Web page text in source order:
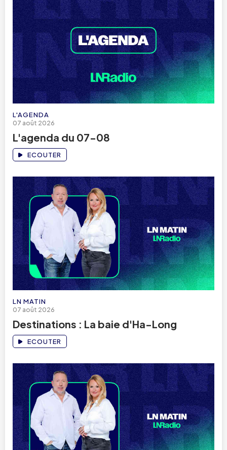
L'AGENDA
07 août 2026
L'agenda du 07-08
ECOUTER
LN MATIN
07 août 2026
Destinations : La baie d'Ha-Long
ECOUTER